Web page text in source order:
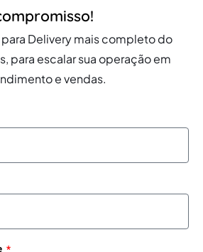
Delivery mais completo do
para escalar sua operação em
e vendas.